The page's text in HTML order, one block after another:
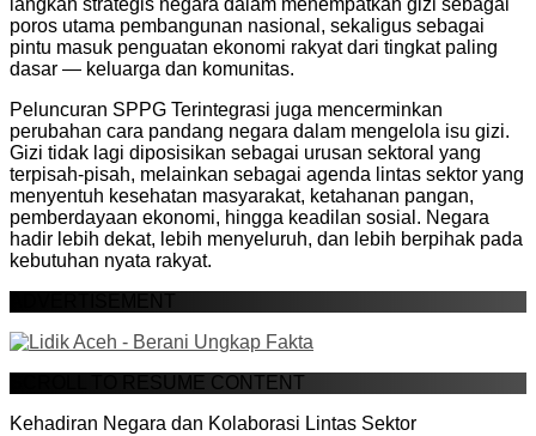
poros utama pembangunan nasional, sekaligus sebagai
pintu masuk penguatan ekonomi rakyat dari tingkat paling
dasar — keluarga dan komunitas.
Peluncuran SPPG Terintegrasi juga mencerminkan
perubahan cara pandang negara dalam mengelola isu gizi.
Gizi tidak lagi diposisikan sebagai urusan sektoral yang
terpisah-pisah, melainkan sebagai agenda lintas sektor yang
menyentuh kesehatan masyarakat, ketahanan pangan,
pemberdayaan ekonomi, hingga keadilan sosial. Negara
hadir lebih dekat, lebih menyeluruh, dan lebih berpihak pada
kebutuhan nyata rakyat.
ADVERTISEMENT
SCROLL TO RESUME CONTENT
Kehadiran Negara dan Kolaborasi Lintas Sektor